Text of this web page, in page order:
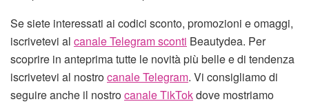
Se siete interessati ai codici sconto, promozioni e omaggi,
iscrivetevi al canale Telegram sconti Beautydea. Per
scoprire in anteprima tutte le novità più belle e di tendenza
iscrivetevi al nostrocanale Telegram. Vi consigliamo di
seguire anche il nostrocanale TikTokdove mostriamo